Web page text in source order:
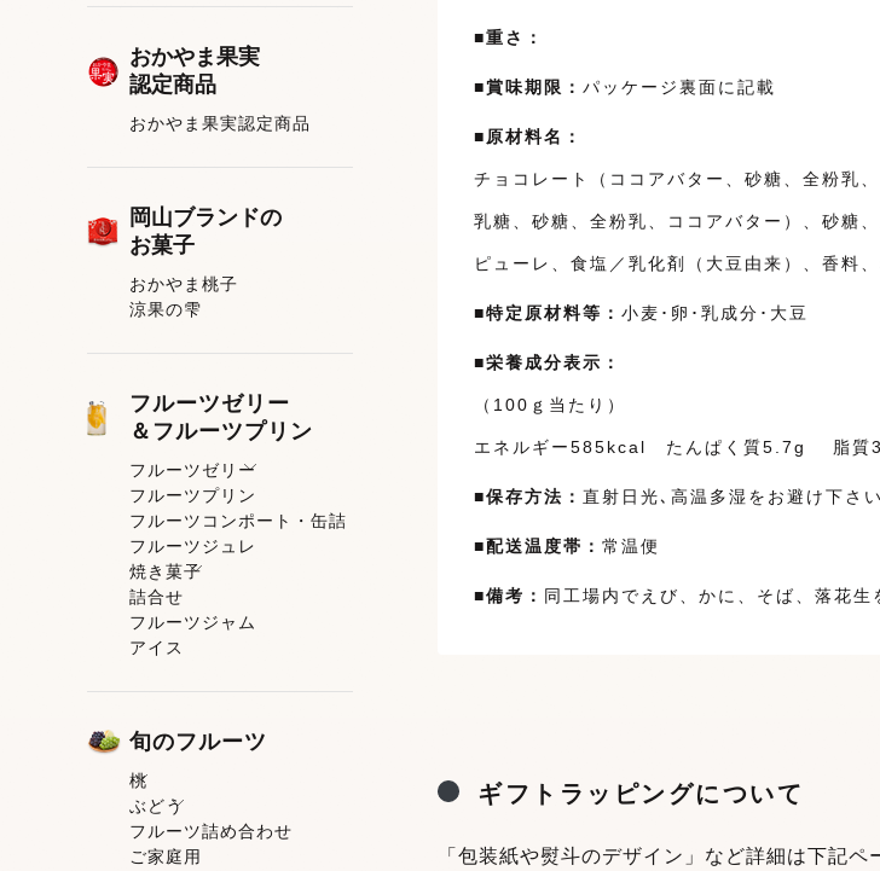
おかやま果実
認定商品
おかやま果実認定商品
岡山ブランドの
お菓子
おかやま桃子
涼果の雫
フルーツゼリー
＆フルーツプリン
フルーツゼリー
フルーツゼリー一覧
果肉入りタイプ
ピューレタイプ
スティックゼリータイプ
トマトゼリー
フルーツプリン
フルーツコンポート・缶詰
フルーツジュレ
焼き菓子
焼き菓子一覧
洋菓子
和菓子
詰合せ
フルーツジャム
アイス
旬のフルーツ
桃
桃一覧
白鳳
清水白桃
ぶどう
ぶどう一覧
シャインマスカット
フルーツ詰め合わせ
ご家庭用
■重さ：
■賞味期限： パッケージ裏面に記載
■原材料名：
チョコレート（ココアバター、砂糖、全粉乳
乳糖、砂糖、全粉乳、ココアバター）、砂糖
ピューレ、食塩／乳化剤（大豆由来）、香料
■特定原材料等： 小麦･卵･乳成分･大豆
■栄養成分表示：
（100ｇ当たり）
エネルギー585kcal たんぱく質5.7g 脂質
■保存方法： 直射日光､高温多湿をお避け下さい
■配送温度帯： 常温便
■備考： 同工場内でえび、かに、そば、落花生
ギフトラッピングについて
「包装紙や熨斗のデザイン」など詳細は下記ペ